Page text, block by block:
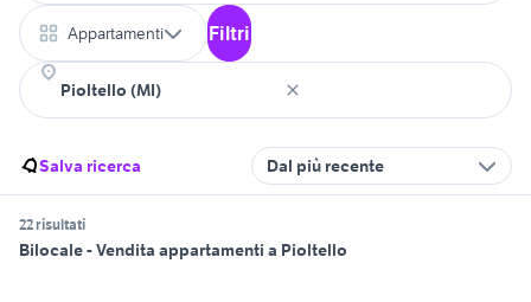
Appartamenti Filtri
Salva ricerca Dal più recente
22 risultati
Bilocale - Vendita appartamenti a Pioltello